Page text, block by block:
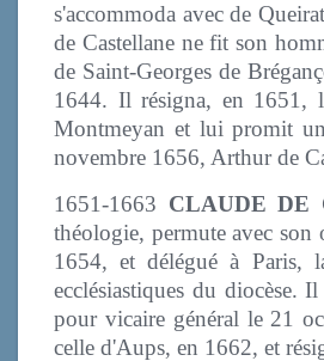
s'accommoda avec de
de Castellane ne fit son
de Saint-Georges de
1644. Il résigna, en 1651,
Montmeyan et lui promit
novembre 1656, Arthur de
1651-1663 CLAUDE DE
théologie, permute avec
1654, et délégué à Paris,
ecclésiastiques du diocèse.
pour vicaire général le 21
celle d'Aups, en 1662, et